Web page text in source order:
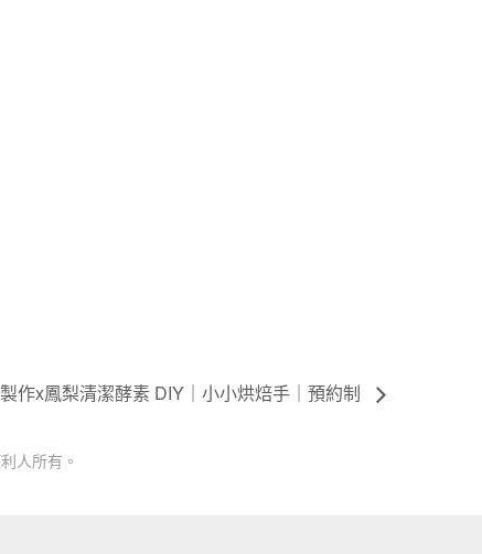
作x鳳梨清潔酵素 DIY｜小小烘焙手｜預約制
人所有。